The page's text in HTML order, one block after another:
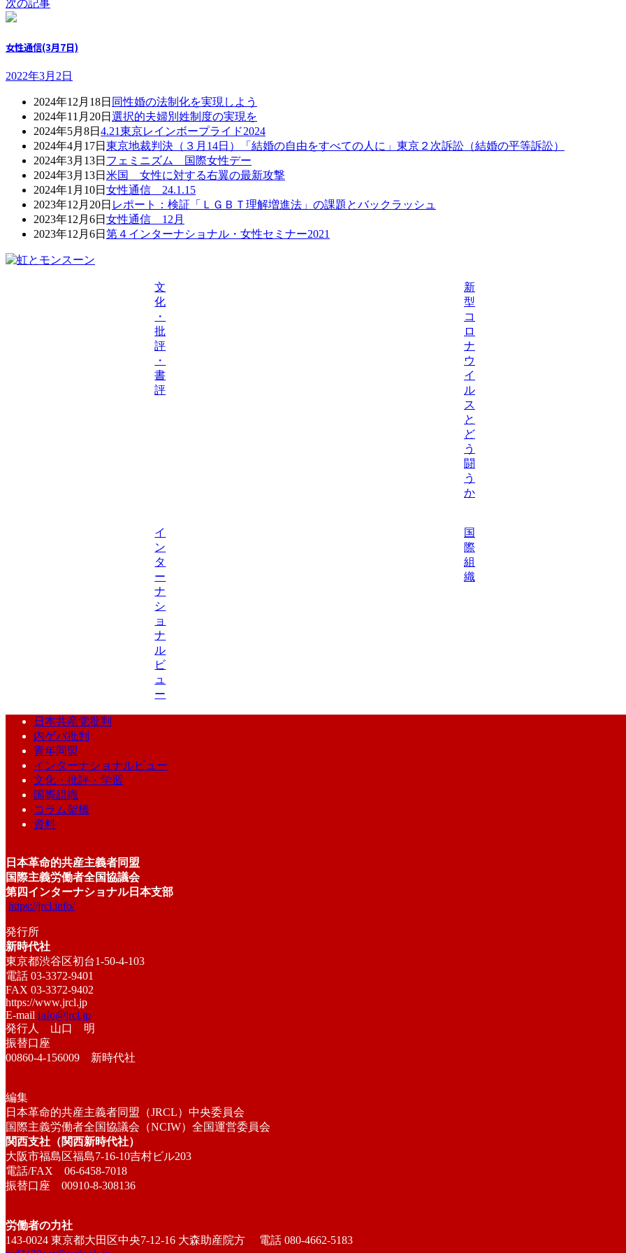
次の記事
女性通信(3月7日)
2022年3月2日
2024年12月18日 同性婚の法制化を実現しよう
2024年11月20日 選択的夫婦別姓制度の実現を
2024年5月8日 4.21東京レインボープライド2024
2024年4月17日 東京地裁判決（３月14日）「結婚の自由をすべての人に」東京２次訴訟（結婚の平等訴訟）
2024年3月13日 フェミニズム 国際女性デー
2024年3月13日 米国 女性に対する右翼の最新攻撃
2024年1月10日 女性通信 24.1.15
2023年12月20日 レポート：検証「ＬＧＢＴ理解増進法」の課題とバックラッシュ
2023年12月6日 女性通信 12月
2023年12月6日 第４インターナショナル・女性セミナー2021
文
化
・
批
評
・
書
評
新
型
コ
ロ
ナ
ウ
イ
ル
ス
と
ど
う
闘
う
か
イ
ン
タ
ー
ナ
シ
ョ
ナ
ル
ビ
ュ
ー
国
際
組
織
日本共産党批判
内ゲバ批判
青年同盟
インターナショナルビュー
文化・批評・学習
国際組織
コラム架橋
資料
日本革命的共産主義者同盟
国際主義労働者全国協議会
第四インターナショナル日本支部
https://jrcl.info/
発行所
新時代社
東京都渋谷区初台1-50-4-103
電話 03-3372-9401
FAX 03-3372-9402
https://www.jrcl.jp
E-mail info@jrcl.jp
発行人 山口 明
振替口座
00860-4-156009 新時代社
編集
日本革命的共産主義者同盟（JRCL）中央委員会
国際主義労働者全国協議会（NCIW）全国運営委員会
関西支社（関西新時代社）
大阪市福島区福島7-16-10吉村ビル203
電話/FAX 06-6458-7018
振替口座 00910-8-308136
労働者の力社
143-0024 東京都大田区中央7-12-16 大森助産院方 電話 080-4662-5183